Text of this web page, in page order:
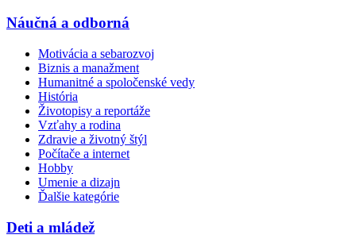
Náučná a odborná
Motivácia a sebarozvoj
Biznis a manažment
Humanitné a spoločenské vedy
História
Životopisy a reportáže
Vzťahy a rodina
Zdravie a životný štýl
Počítače a internet
Hobby
Umenie a dizajn
Ďalšie kategórie
Deti a mládež